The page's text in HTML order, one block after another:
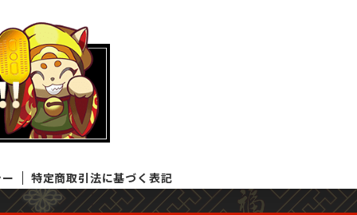
特定商取引法に基づく表記